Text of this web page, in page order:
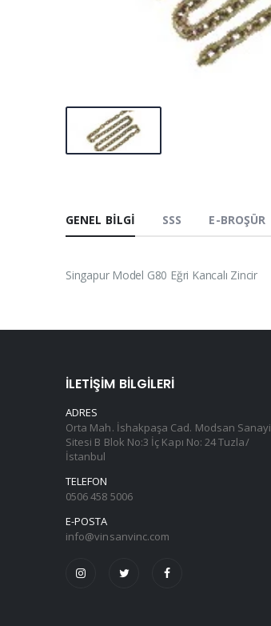
GENEL BILGI SSS E-BROŞÜR
Singapur Model G80 Eğri Kancalı Zincir
İLETIŞIM BILGILERI
ADRES
Orta Mah. İshakpaşa Cad. Modsan Sanayi
Sitesi B Blok No:3 İç Kapı No: 24 Tuzla/
İstanbul
TELEFON
0506 458 5006
E-POSTA
info@vinsanvinc.com